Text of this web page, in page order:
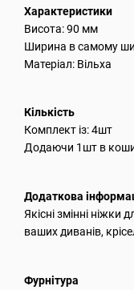
Характеристики
Висота: 90 мм
Ширина в самому
Матеріал: Вільха
Кількість
Комплект із: 4шт
Додаючи 1шт в
Додаткова
Якісні змінні
ваших диванів,
Фурнітура